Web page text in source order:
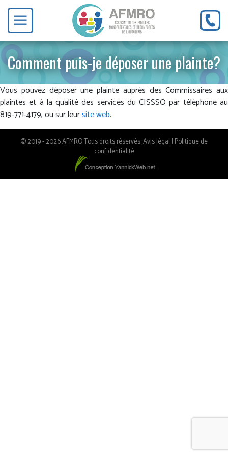
Comment puis-je déposer une plainte?
Vous pouvez déposer une plainte auprès des Commissaires aux
plaintes et à la qualité des services du CISSSO par téléphone au
819-771-4179, ou sur leursite web.
© 2019 - 2026 AFMRO Tous droits réservés.Avis légal | Politique de
confidentialité